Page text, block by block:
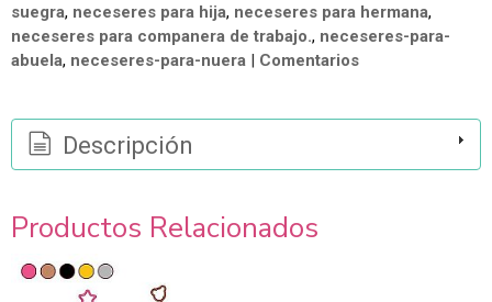
suegra neceseres para hija neceseres para hermana
neceseres para companera de trabajo. neceseres-para-
abuela neceseres-para-nuera | Comentarios
Descripción
Productos Relacionados